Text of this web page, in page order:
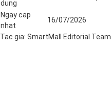
dung
Ngay cap
nhat
16/07/2026
Tac gia: SmartMall Editorial Team